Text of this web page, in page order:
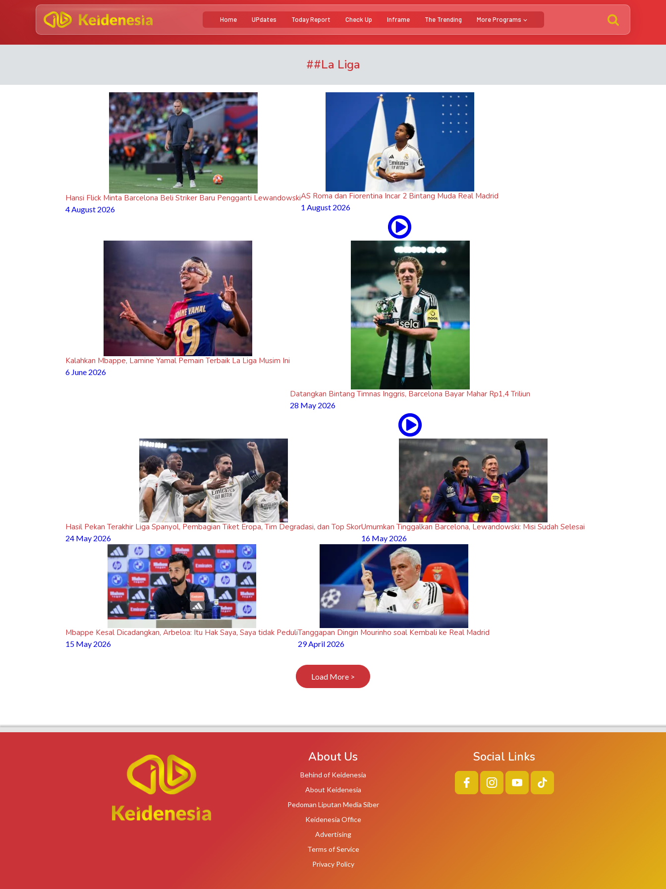
Home UPdates Today Report Check Up Inframe The Trending More Programs
##La Liga
Hansi Flick Minta Barcelona Beli Striker Baru Pengganti Lewandowski
4 August 2026
AS Roma dan Fiorentina Incar 2 Bintang Muda Real Madrid
1 August 2026
Kalahkan Mbappe, Lamine Yamal Pemain Terbaik La Liga Musim Ini
6 June 2026
Datangkan Bintang Timnas Inggris, Barcelona Bayar Mahar Rp1,4 Triliun
28 May 2026
Hasil Pekan Terakhir Liga Spanyol, Pembagian Tiket Eropa, Tim Degradasi, dan Top Skor
24 May 2026
Umumkan Tinggalkan Barcelona, Lewandowski: Misi Sudah Selesai
16 May 2026
Mbappe Kesal Dicadangkan, Arbeloa: Itu Hak Saya, Saya tidak Peduli
15 May 2026
Tanggapan Dingin Mourinho soal Kembali ke Real Madrid
29 April 2026
Load More >
About Us
Behind of Keidenesia
About Keidenesia
Pedoman Liputan Media Siber
Keidenesia Office
Advertising
Terms of Service
Privacy Policy
Social Links